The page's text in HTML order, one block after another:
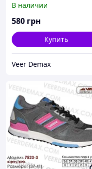
В наличии
580 грн
Купить
Veer Demax